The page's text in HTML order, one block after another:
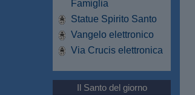
Famiglia
Statue Spirito Santo
Vangelo elettronico
Via Crucis elettronica
Il Santo del giorno